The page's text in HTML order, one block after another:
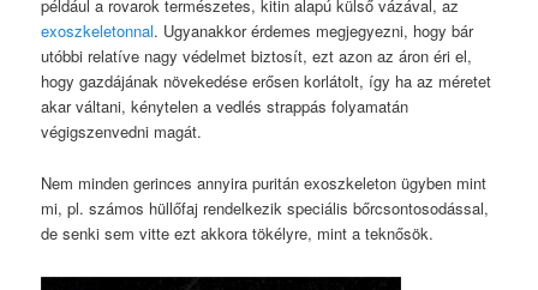
például a rovarok természetes, kitin alapú külső vázával, az
exoszkeletonnal. Ugyanakkor érdemes megjegyezni, hogy bár
utóbbi relatíve nagy védelmet biztosít, ezt azon az áron éri el,
hogy gazdájának növekedése erősen korlátolt, így ha az méretet
akar váltani, kénytelen a vedlés strappás folyamatán
végigszenvedni magát.
Nem minden gerinces annyira puritán exoszkeleton ügyben mint
mi, pl. számos hüllőfaj rendelkezik speciális bőrcsontosodással,
de senki sem vitte ezt akkora tökélyre, mint a teknősök.